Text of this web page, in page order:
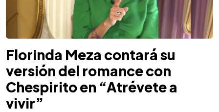
Florinda Meza contará su
versión del romance con
Chespirito en “Atrévete a
vivir”